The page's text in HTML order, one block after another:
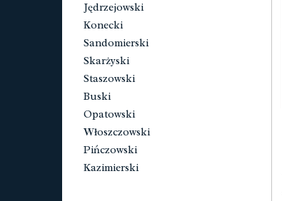
Jędrzejowski
Konecki
Sandomierski
Skarżyski
Staszowski
Buski
Opatowski
Włoszczowski
Pińczowski
Kazimierski